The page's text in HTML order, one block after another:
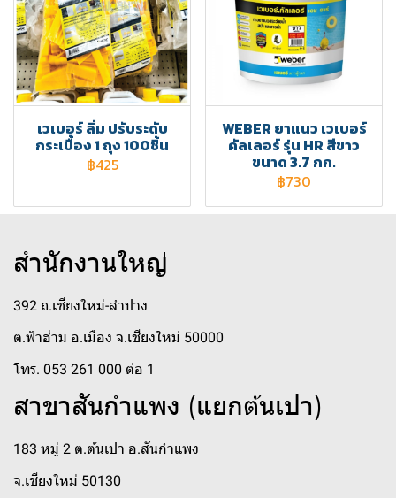
เวเบอร์ ลิ่ม ปรับระดับ
กระเบื้อง 1 ถุง 100ชิ้น
฿425
WEBER ยาแนว เวเบอร์
คัลเลอร์ รุ่น HR สีขาว
ขนาด 3.7 กก.
฿730
สำนักงานใหญ่
392 ถ.เชียงใหม่-ลำปาง
ต.ฟ้าฮ่าม อ.เมือง จ.เชียงใหม่ 50000
โทร. 053 261 000 ต่อ 1
สาขาสันกำแพง (แยกต้นเปา)
183 หมู่ 2 ต.ต้นเปา อ.สันกำแพง
จ.เชียงใหม่ 50130